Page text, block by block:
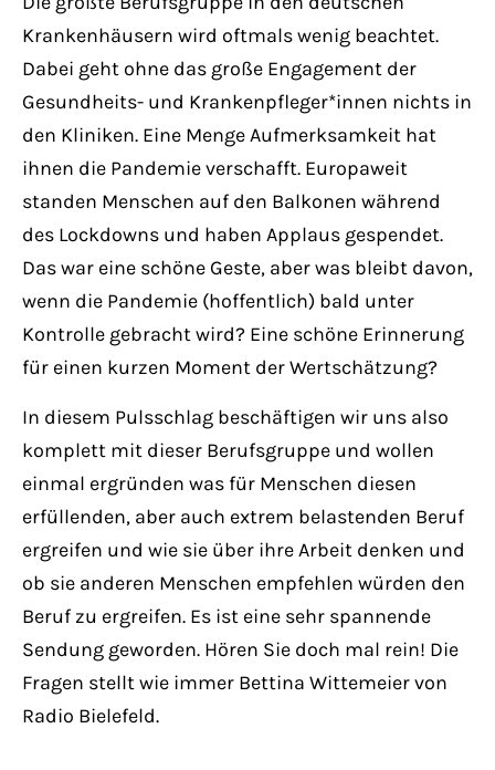
Have any questions?
+44 1234 567 890
Drop us a line
info@yourdomain.com
About us
Lorem ipsum dolor sit amet, consectetuer
adipiscing elit.
Aenean commodo ligula eget dolor. Aenean
massa. Cum sociis natoque penatibus et
magnis dis parturient montes, nascetur
ridiculus mus. Donec quam felis, ultricies
nec.
Krankenhäusern wird oftmals wenig beachtet.
Dabei geht ohne das große Engagement der
Gesundheits- und Krankenpfleger*innen nichts in
den Kliniken. Eine Menge Aufmerksamkeit hat
ihnen die Pandemie verschafft. Europaweit
standen Menschen auf den Balkonen während
des Lockdowns und haben Applaus gespendet.
Das war eine schöne Geste, aber was bleibt davon,
wenn die Pandemie (hoffentlich) bald unter
Kontrolle gebracht wird? Eine schöne Erinnerung
für einen kurzen Moment der Wertschätzung?
In diesem Pulsschlag beschäftigen wir uns also
komplett mit dieser Berufsgruppe und wollen
einmal ergründen was für Menschen diesen
erfüllenden, aber auch extrem belastenden Beruf
ergreifen und wie sie über ihre Arbeit denken und
ob sie anderen Menschen empfehlen würden den
Beruf zu ergreifen. Es ist eine sehr spannende
Sendung geworden. Hören Sie doch mal rein! Die
Fragen stellt wie immer Bettina Wittemeier von
Radio Bielefeld.